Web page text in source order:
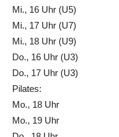
Mi., 16 Uhr (U5)
Mi., 17 Uhr (U7)
Mi., 18 Uhr (U9)
Do., 16 Uhr (U3)
Do., 17 Uhr (U3)
Pilates:
Mo., 18 Uhr
Mo., 19 Uhr